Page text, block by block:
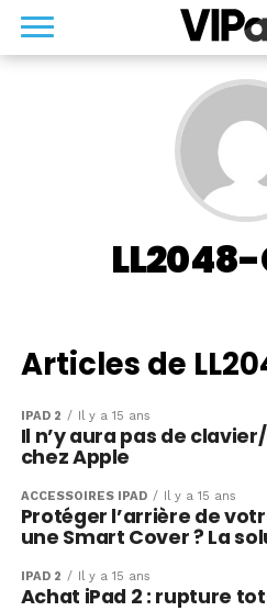
Articles de
IPAD 2 Il y a 15 ans
Il n’y aura pas de
chez Apple
ACCESSOIRES IPAD Il y a 15 ans
Protéger l’arrière de
une Smart Cover ? La
IPAD 2 Il y a 15 ans
Achat iPad 2 : rupture